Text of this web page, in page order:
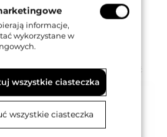
Wyprzedaż
które mogą Was zainteresować
informacje,
wykorzystane w
wszystkie ciasteczka
wszystkie ciasteczka